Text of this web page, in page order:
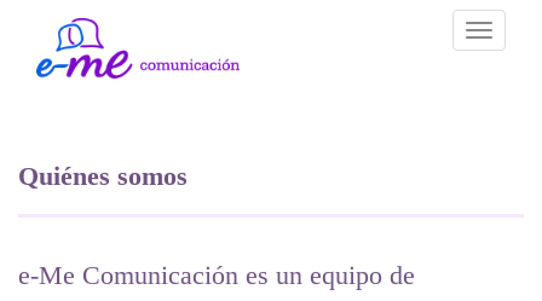
Toggle
Quiénes somos
e-Me Comunicación es un equipo de